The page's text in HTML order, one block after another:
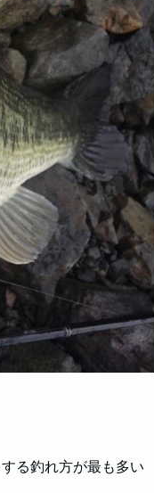
る釣れ方が最も多い